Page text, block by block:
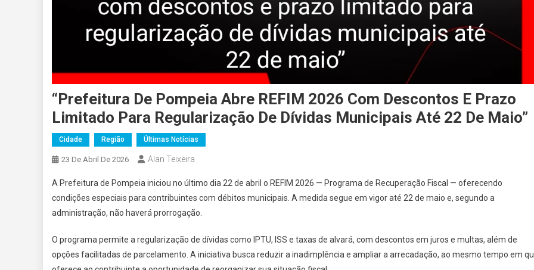
“Prefeitura De Pompeia Abre REFIM 2026 Com Descontos E Prazo
Limitado Para Regularização De Dívidas Municipais Até 22 De Maio”
Cidade Região Últimas Notícias
23 De Abril De 2026 Alan Teixeira
A Prefeitura de Pompeia iniciou no último dia 22 de abril o REFIM 2026 — Programa de Recuperação Fiscal — oferecendo
condições especiais para contribuintes com débitos municipais. A medida segue em vigor até 22 de maio e, segundo a
administração, não haverá prorrogação.
O programa permite a regularização de dívidas como IPTU, ISS e taxas de alvará, com descontos em juros e multas, além de
opções facilitadas de parcelamento. A iniciativa busca reduzir a inadimplência e ampliar a arrecadação, ao mesmo tempo em